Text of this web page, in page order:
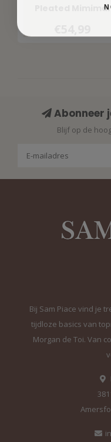
Pleated Mimimal
Abonneer
Blijf op de
Bij Sam Piace vind je
tijdloze basics van
Morgan de Toi. Van